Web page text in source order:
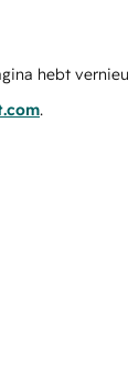
hebt
.